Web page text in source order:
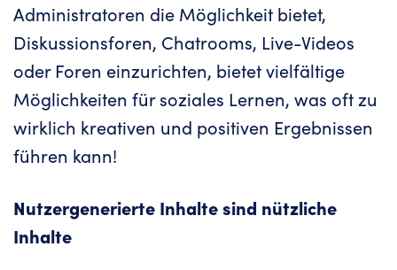
Administratoren die Möglichkeit bietet,
Diskussionsforen, Chatrooms, Live-Videos
oder Foren einzurichten, bietet vielfältige
Möglichkeiten für soziales Lernen, was oft zu
wirklich kreativen und positiven Ergebnissen
führen kann!
Nutzergenerierte Inhalte sind nützliche
Inhalte